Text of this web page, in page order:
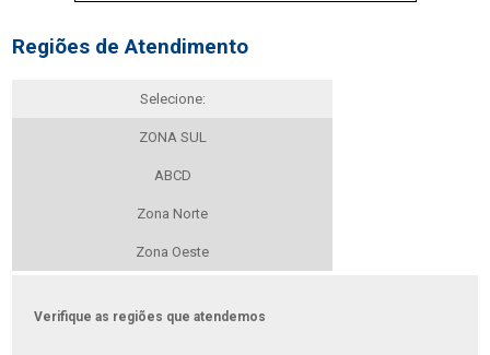
Regiões de Atendimento
Selecione:
ZONA SUL
ABCD
Zona Norte
Zona Oeste
Verifique as regiões que atendemos